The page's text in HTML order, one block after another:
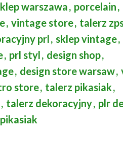
warszawa, porcelain,
, vintage store, talerz
prl, sklep vintage,
, prl styl, design shop,
, design store warsaw,
store, talerz pikasiak,
, talerz dekoracyjny, plr